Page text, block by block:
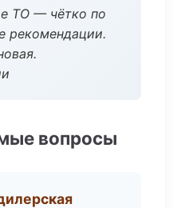
ТО — чётко по
рекомендации.
вопросы